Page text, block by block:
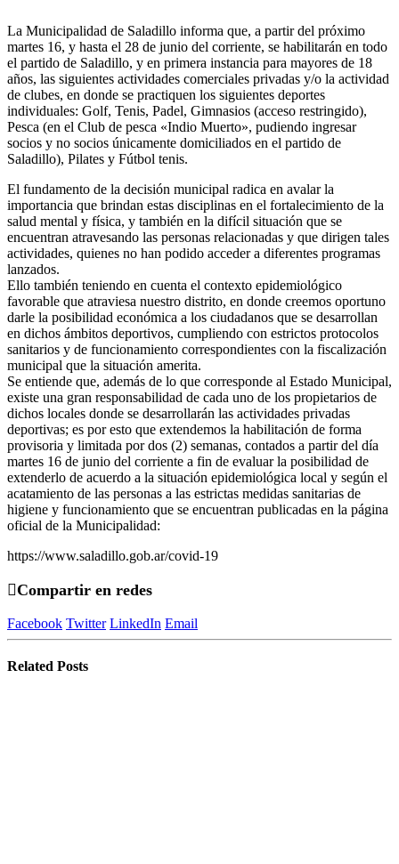
La Municipalidad de Saladillo informa que, a partir del próximo
martes 16, y hasta el 28 de junio del corriente, se habilitarán en todo
el partido de Saladillo, y en primera instancia para mayores de 18
años, las siguientes actividades comerciales privadas y/o la actividad
de clubes, en donde se practiquen los siguientes deportes
individuales: Golf, Tenis, Padel, Gimnasios (acceso restringido),
Pesca (en el Club de pesca «Indio Muerto», pudiendo ingresar
socios y no socios únicamente domiciliados en el partido de
Saladillo), Pilates y Fútbol tenis.
El fundamento de la decisión municipal radica en avalar la
importancia que brindan estas disciplinas en el fortalecimiento de la
salud mental y física, y también en la difícil situación que se
encuentran atravesando las personas relacionadas y que dirigen tales
actividades, quienes no han podido acceder a diferentes programas
lanzados.
Ello también teniendo en cuenta el contexto epidemiológico
favorable que atraviesa nuestro distrito, en donde creemos oportuno
darle la posibilidad económica a los ciudadanos que se desarrollan
en dichos ámbitos deportivos, cumpliendo con estrictos protocolos
sanitarios y de funcionamiento correspondientes con la fiscalización
municipal que la situación amerita.
Se entiende que, además de lo que corresponde al Estado Municipal,
existe una gran responsabilidad de cada uno de los propietarios de
dichos locales donde se desarrollarán las actividades privadas
deportivas; es por esto que extendemos la habilitación de forma
provisoria y limitada por dos (2) semanas, contados a partir del día
martes 16 de junio del corriente a fin de evaluar la posibilidad de
extenderlo de acuerdo a la situación epidemiológica local y según el
acatamiento de las personas a las estrictas medidas sanitarias de
higiene y funcionamiento que se encuentran publicadas en la página
oficial de la Municipalidad:
https://www.saladillo.gob.ar/covid-19
Compartir en redes
Facebook Twitter LinkedIn Email
Related Posts